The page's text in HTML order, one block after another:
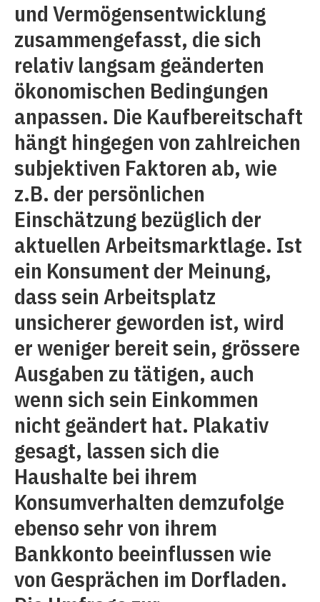
und Vermögensentwicklung
zusammengefasst, die sich
relativ langsam geänderten
ökonomischen Bedingungen
anpassen. Die Kaufbereitschaft
hängt hingegen von zahlreichen
subjektiven Faktoren ab, wie
z.B. der persönlichen
Einschätzung bezüglich der
aktuellen Arbeitsmarktlage. Ist
ein Konsument der Meinung,
dass sein Arbeitsplatz
unsicherer geworden ist, wird
er weniger bereit sein, grössere
Ausgaben zu tätigen, auch
wenn sich sein Einkommen
nicht geändert hat. Plakativ
gesagt, lassen sich die
Haushalte bei ihrem
Konsumverhalten demzufolge
ebenso sehr von ihrem
Bankkonto beeinflussen wie
von Gesprächen im Dorfladen.